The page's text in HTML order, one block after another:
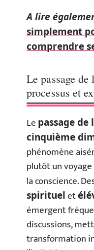
A lire
simplement
comprendre
Le passage
processus et
Le passage
cinquième
phénomène
plutôt un
la conscience.
spirituelet
émergent
discussions,
transformation